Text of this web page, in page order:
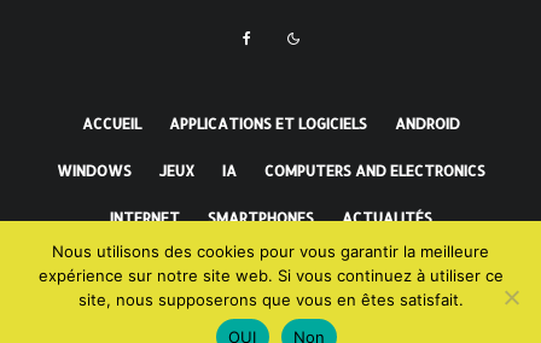
ACCUEIL APPLICATIONS ET LOGICIELS ANDROID
WINDOWS JEUX IA COMPUTERS AND ELECTRONICS
INTERNET SMARTPHONES ACTUALITÉS
FAITS INCROYABLES
Nous utilisons des cookies pour vous garantir la meilleure
expérience sur notre site web. Si vous continuez à utiliser ce
site, nous supposerons que vous en êtes satisfait.
OUI
Non